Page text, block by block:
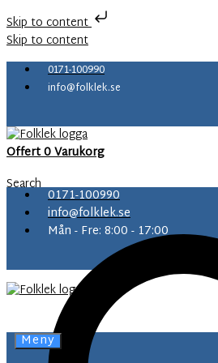
Skip to content
Skip to content
0171-100990
info@folklek.se
Offert0Varukorg
Search
0171-100990
info@folklek.se
Mån - Fre: 8:00 - 17:00
Meny